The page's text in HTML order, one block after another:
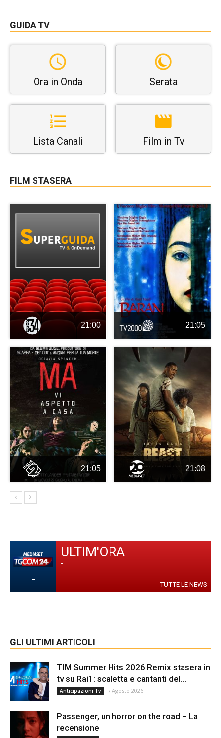
GUIDA TV
Ora in Onda Serata
Lista Canali Film in Tv
FILM STASERA
21:00 21:05
21:05 21:08
-
ULTIM'ORA
-
TUTTE LE NEWS
GLI ULTIMI ARTICOLI
TIM Summer Hits 2026 Remix stasera in
tv su Rai1: scaletta e cantanti del...
Anticipazioni Tv 7 Agosto 2026
Passenger, un horror on the road – La
recensione